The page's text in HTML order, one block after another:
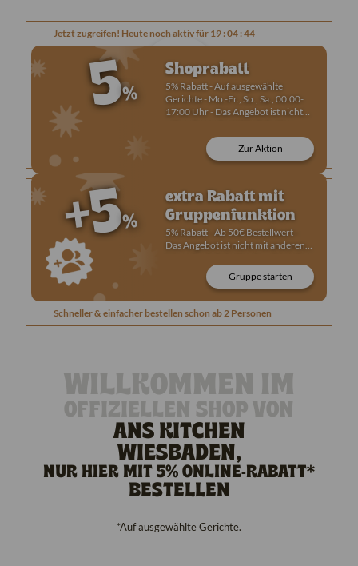
Vegetarisch Vegan Scharf Low Carb
Mittagsmenüs Vorspeisen
Jetzt zugreifen! Heute noch aktiv für 19 : 04 : 43
5%
Shoprabatt
5% Rabatt - Auf ausgewählte
Gerichte - Mo.-Fr., So., Sa., 00:00-
17:00 Uhr - Das Angebot ist nicht
kombinierbar.
Zur Aktion
+5%
extra Rabatt mit
Gruppenfunktion
5% Rabatt - Ab 50€ Bestellwert -
Das Angebot ist nicht mit anderen
- Das Angebot gilt nur für
Bestellungen, die mit der
werden und wird auf den
Gruppe starten
Schneller & einfacher bestellen schon ab 2 Personen
WILLKOMMEN IM
OFFIZIELLEN SHOP VON
ANS KITCHEN
WIESBADEN,
NUR HIER MIT 5% ONLINE-RABATT*
BESTELLEN
*Auf ausgewählte Gerichte.